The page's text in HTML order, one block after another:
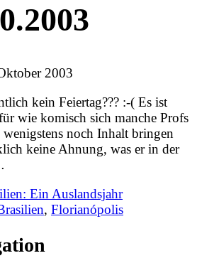
2003
kein Feiertag??? :-( Es ist
wie komisch sich manche Profs
wenigstens noch Inhalt bringen
keine Ahnung, was er in der
Ein Auslandsjahr
, Florianópolis